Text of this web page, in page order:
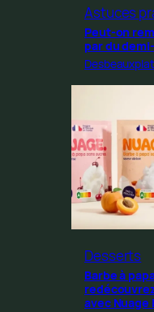
Astuces
Peut-on
par du
Desserts
Barbe à
avec Nuage